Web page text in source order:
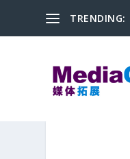
TRENDING: